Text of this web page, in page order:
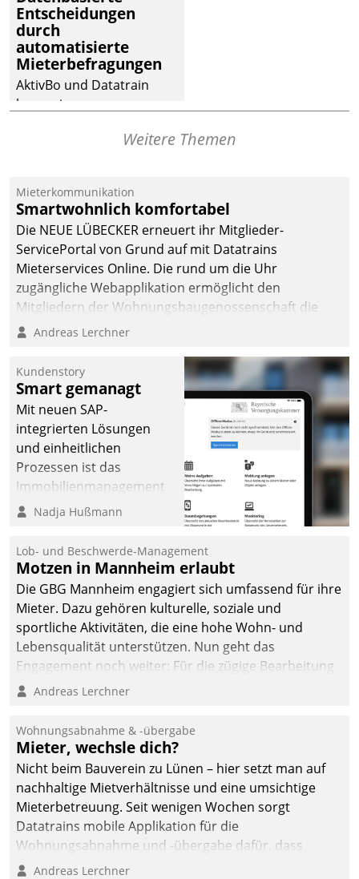
deutscher
Wohnungsunternehmen
– und beschleunigt damit
den Weg vom
Mieteranliegen zum
Dienstleisterauftrag.
Entscheidungen
durch
automatisierte
Mieterbefragungen
AktivBo und Datatrain
kooperieren –
profitieren: Die nahtlose
Datatrain ermöglicht
automatisiert ausgelöste,
zielgerichtete
Mieterbefragungen – eine
starke Grundlage für
intelligente,
Entscheidungen.
Weitere Themen
Mieterkommunikation
Smartwohnlich komfortabel
Die NEUE LÜBECKER erneuert ihr Mitglieder-
ServicePortal von Grund auf mit Datatrains
Mieterservices Online. Die rund um die Uhr
zugängliche Webapplikation ermöglicht den
Mitgliedern der Wohnungs­bau­genossenschaft die
Kontaktaufnahme per Smartphone, Tablet oder PC.
Andreas Lerchner
Kundenstory
Smart gemanagt
Mit neuen SAP-
integrierten Lösungen
und einheitlichen
Prozessen ist das
Immobilienmanagement
der Bayerischen
Ressort Kapitalanlage für
künftige Aufgaben und
Herausforderungen
gerüstet.
Nadja Hußmann
Lob- und Beschwerde-Management
Motzen in Mannheim erlaubt
Die GBG Mannheim engagiert sich umfassend für ihre
Mieter. Dazu gehören kulturelle, soziale und
sportliche Aktivitäten, die eine hohe Wohn- und
Lebensqualität unterstützen. Nun geht das
Engagement noch weiter: Für die zügige Bearbeitung
von Beschwerden – oder Lob – richtet das
und Beschwerde-Management einen eigenen Kanal
ein.
Andreas Lerchner
Wohnungsabnahme & -übergabe
Mieter, wechsle dich?
Nicht beim Bauverein zu Lünen – hier setzt man auf
nachhaltige Mietverhältnisse und eine umsichtige
Mieterbetreuung. Seit wenigen Wochen sorgt
Datatrains mobile Applikation für die
Wohnungsabnahme und -übergabe dafür, dass
Mieter wohlgeordnet kommen und, so es sein muss,
Andreas Lerchner